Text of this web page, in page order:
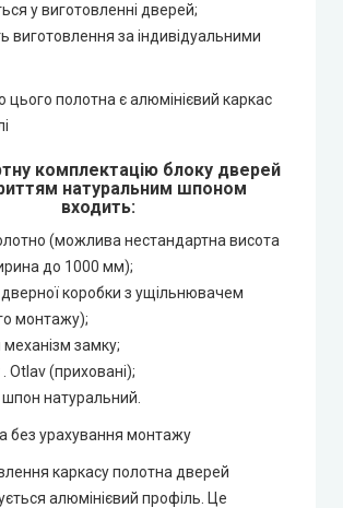
у виготовленні дверей;
виготовлення за індивідуальними
цього полотна є алюмінієвий каркас
комплектацію блоку дверей
натуральним шпоном
входить:
(можлива нестандартна висота
до 1000 мм);
коробки з ущільнювачем
монтажу);
механізм замку;
Otlav (приховані);
шпон натуральний.
без урахування монтажу
каркасу полотна дверей
алюмінієвий профіль. Це